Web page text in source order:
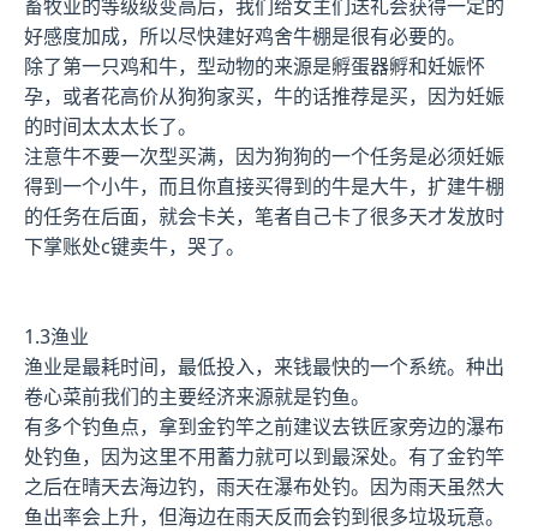
畜牧业的等级级变高后，我们给女主们送礼会获得一定的
好感度加成，所以尽快建好鸡舍牛棚是很有必要的。
除了第一只鸡和牛，型动物的来源是孵蛋器孵和妊娠怀
孕，或者花高价从狗狗家买，牛的话推荐是买，因为妊娠
的时间太太太长了。
注意牛不要一次型买满，因为狗狗的一个任务是必须妊娠
得到一个小牛，而且你直接买得到的牛是大牛，扩建牛棚
的任务在后面，就会卡关，笔者自己卡了很多天才发放时
下掌账处c键卖牛，哭了。
1.3渔业
渔业是最耗时间，最低投入，来钱最快的一个系统。种出
卷心菜前我们的主要经济来源就是钓鱼。
有多个钓鱼点，拿到金钓竿之前建议去铁匠家旁边的瀑布
处钓鱼，因为这里不用蓄力就可以到最深处。有了金钓竿
之后在晴天去海边钓，雨天在瀑布处钓。因为雨天虽然大
鱼出率会上升，但海边在雨天反而会钓到很多垃圾玩意。